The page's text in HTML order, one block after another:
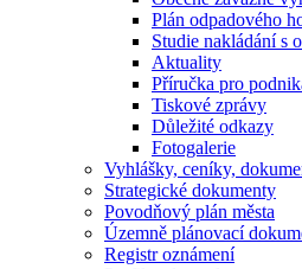
Plán odpadového
Studie nakládání s
Aktuality
Příručka pro
Tiskové zprávy
Důležité odkazy
Fotogalerie
Vyhlášky, ceníky,
Strategické dokumenty
Povodňový plán města
Územně plánovací
Registr oznámení